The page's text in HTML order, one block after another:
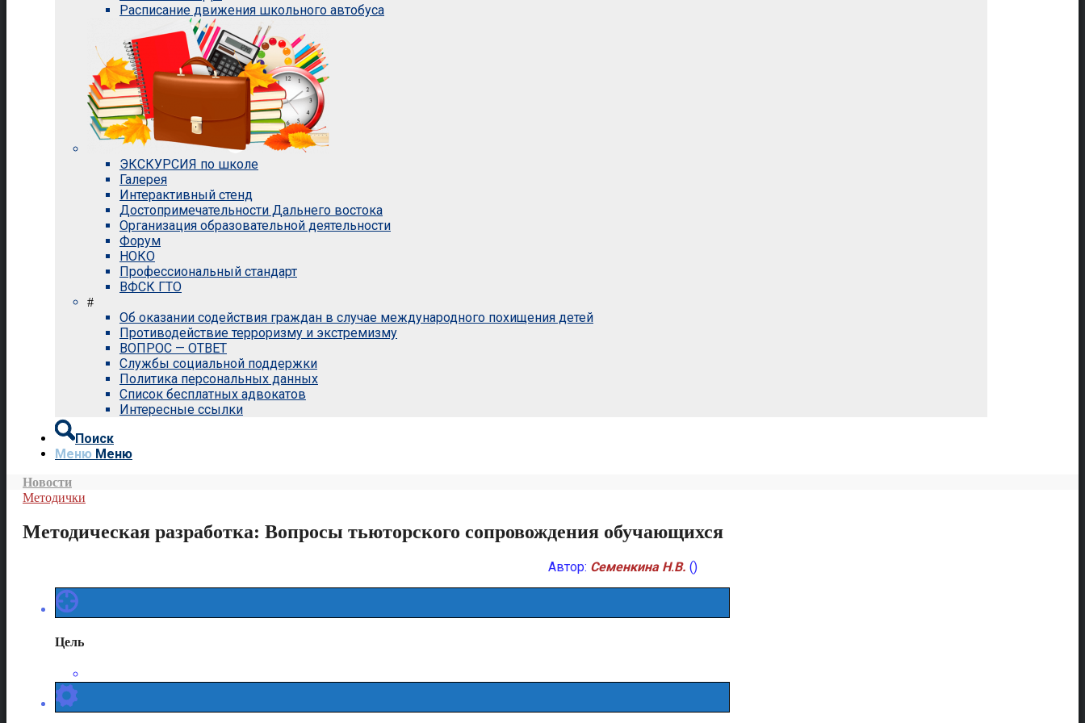
Расписание движения школьного автобуса
ЭКСКУРСИЯ по школе
Галерея
Интерактивный стенд
Достопримечательности Дальнего востока
Организация образовательной деятельности
Форум
НОКО
Профессиональный стандарт
ВФСК ГТО
#
Об оказании содействия граждан в случае международного похищения детей
Противодействие терроризму и экстремизму
ВОПРОС — ОТВЕТ
Службы социальной поддержки
Политика персональных данных
Список бесплатных адвокатов
Интересные ссылки
Поиск
Меню Меню
Новости
Методички
Методическая разработка: Вопросы тьюторского сопровождения обучающихся
Автор: Семенкина Н.В. ()
Цель